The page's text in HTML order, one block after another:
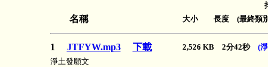
名稱 大小 長度 (最終類
1 JTFYW.mp3 下載 2,526 KB 2分42秒 (
淨土發願文